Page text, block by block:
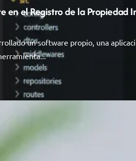
en el Registro de la
un software propio, una